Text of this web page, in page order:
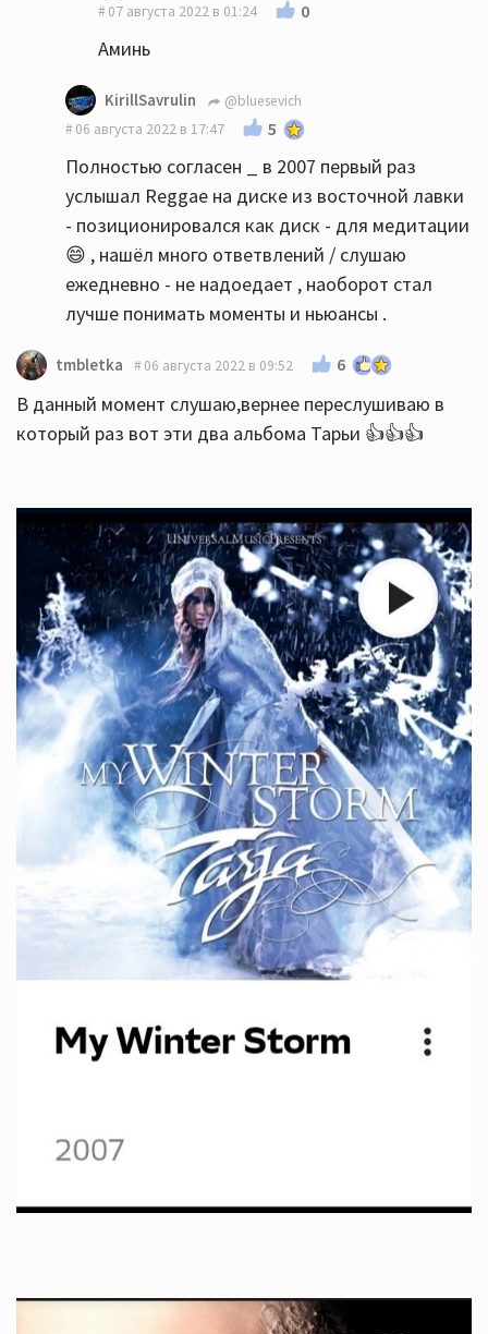
07 августа 2022 в 01:24
0
Аминь
KirillSavrulin
@bluesevich
06 августа 2022 в 17:47
5
Полностью согласен _ в 2007 первый раз
услышал Reggae на диске из восточной лавки
- позиционировался как диск - для медитации
😄 , нашёл много ответвлений / слушаю
ежедневно - не надоедает , наоборот стал
лучше понимать моменты и ньюансы .
tmbletka 06 августа 2022 в 09:52 6
В данный момент слушаю,вернее переслушиваю в
который раз вот эти два альбома Тарьи 👍👍👍